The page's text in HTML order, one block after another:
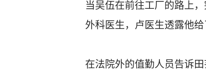
当吴伍在前往工厂的路上
外科医生，卢医生透露他
在法院外的值勤人员告诉